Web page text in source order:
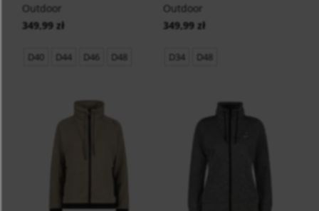
Outdoor
349,99 zł
D40 D44 D46 D48
Outdoor
349,99 zł
D34 D48